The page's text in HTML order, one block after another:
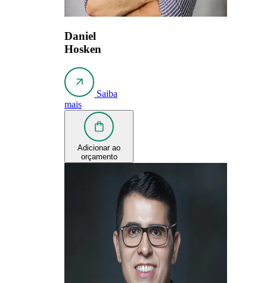
Daniel
Hosken
Saiba
mais
Adicionar ao
orçamento